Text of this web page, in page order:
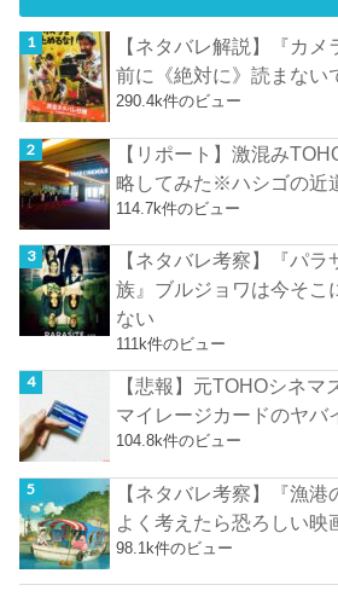
【ネタバレ解説】『カ
前に《絶対に》読まない
290.4k件のビュー
【リポート】激混み
略してみた※ハシゴの近
114.7k件のビュー
【ネタバレ考察】『パ
族』ブルジョワは今そこ
ない
111k件のビュー
【悲報】元TOHOシネ
マイレージカードのヤバ
104.8k件のビュー
【ネタバレ考察】『漁港
よく考えたら恐ろしい映
98.1k件のビュー